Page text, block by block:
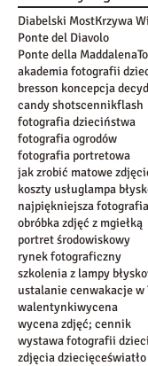
Diabelski MostKrzywa
Ponte del Diavolo
Ponte della Maddalena
akademia fotografii
candy shotscennikflash
fotografia dzieciństwa
fotografia ogrodów
fotografia portretowa
jak zrobić matowe
koszty usługlampa
obróbka zdjęć z mgiełką
portret środowiskowy
rynek fotograficzny
ustalanie cenwakacje w
walentynkiwycena
wycena zdjęć; cennik
wystawa fotografii
zdjęcia dziecięce